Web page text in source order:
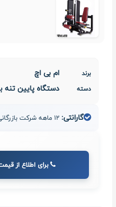
برند ام بی اچ
دسته دستگاه پایین‌ تنه
گارانتی:
برای اطلاع از